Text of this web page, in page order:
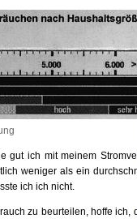
gut ich mit meinem
weniger als ein
ich ich nicht.
zu beurteilen, hoffe ich,